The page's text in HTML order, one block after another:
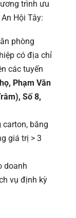
trình ưu
Hội Tây:
phòng
có địa chỉ
các tuyến
Phạm Văn
Số 8,
băng
giá trị > 3
doanh
vụ định kỳ